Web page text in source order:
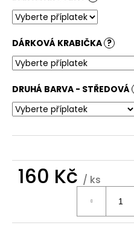
DÁRKOVÁ KRABIČKA ?
DRUHÁ BARVA - STŘEDOVÁ
160 Kč / ks